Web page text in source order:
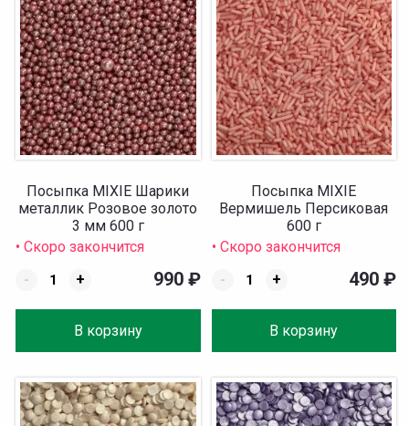
Посыпка MIXIE Шарики
металлик Розовое золото
3 мм 600 г
• Скоро закончится
-
+
В корзину
990 ₽
Посыпка MIXIE
Вермишель Персиковая
600 г
• Скоро закончится
-
+
В корзину
490 ₽